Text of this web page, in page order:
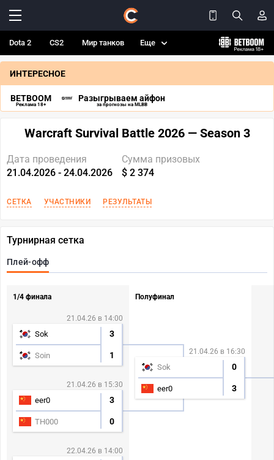
Dota 2 CS2 Мир танков Еще
ИНТЕРЕСНОЕ
BETBOOM
Реклама 18+
Разыгрываем айфон
за прогнозы на MLBB
Warcraft Survival Battle 2026 — Season 3
Дата проведения
21.04.2026 - 24.04.2026
Сумма призовых
$ 2 374
СЕТКА УЧАСТНИКИ РЕЗУЛЬТАТЫ
Турнирная сетка
Плей-офф
1/4 финала
21.04.26 в 14:00
Sok 3
Soin 1
21.04.26 в 15:30
eer0 3
TH000 0
22.04.26 в 14:00
Полуфинал
21.04.26 в 16:30
Sok 0
eer0 3